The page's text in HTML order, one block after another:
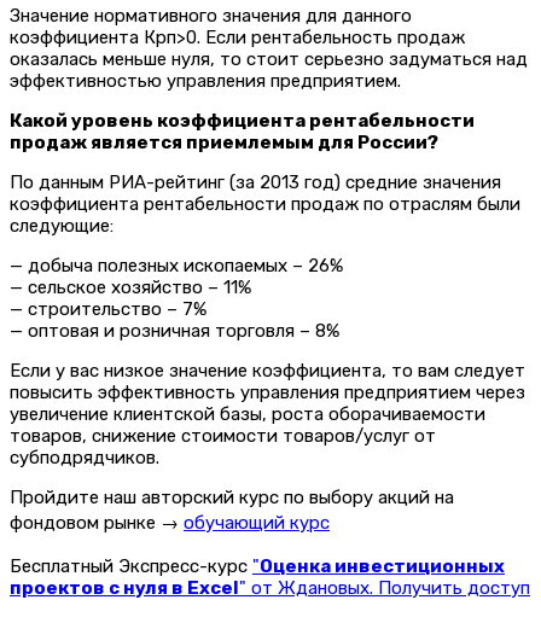
Значение нормативного значения для данного
коэффициента Крп>0. Если рентабельность продаж
оказалась меньше нуля, то стоит серьезно задуматься над
эффективностью управления предприятием.
Какой уровень коэффициента рентабельности
продаж является приемлемым для России?
По данным РИА-рейтинг (за 2013 год) средние значения
коэффициента рентабельности продаж по отраслям были
следующие:
— добыча полезных ископаемых – 26%
— сельское хозяйство – 11%
— строительство – 7%
— оптовая и розничная торговля – 8%
Если у вас низкое значение коэффициента, то вам следует
повысить эффективность управления предприятием через
увеличение клиентской базы, роста оборачиваемости
товаров, снижение стоимости товаров/услуг от
субподрядчиков.
Пройдите наш авторский курс по выбору акций на
фондовом рынке → обучающий курс
Бесплатный Экспресс-курс "Оценка инвестиционных
проектов с нуля в Excel" от Ждановых. Получить доступ